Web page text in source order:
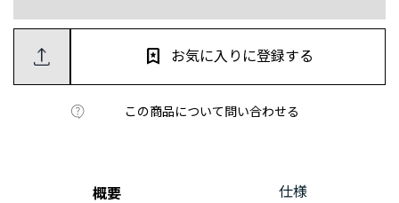
この商品について問い合わせる
お気に入りに登録する
概要 仕様